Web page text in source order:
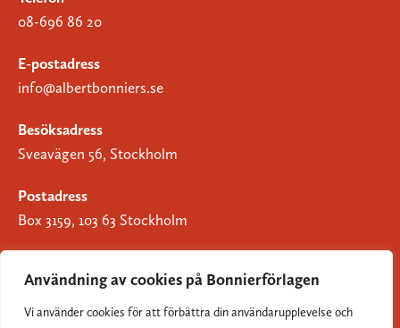
Användning av cookies på Bonnierförlagen
Vi använder cookies för att förbättra din användarupplevelse och
08-696 86 20
E-postadress
info@albertbonniers.se
Besöksadress
Sveavägen 56, Stockholm
Postadress
Box 3159, 103 63 Stockholm
Om Bonnierförlagen